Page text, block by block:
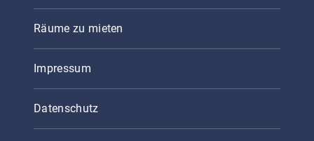
Räume zu mieten
Impressum
Datenschutz